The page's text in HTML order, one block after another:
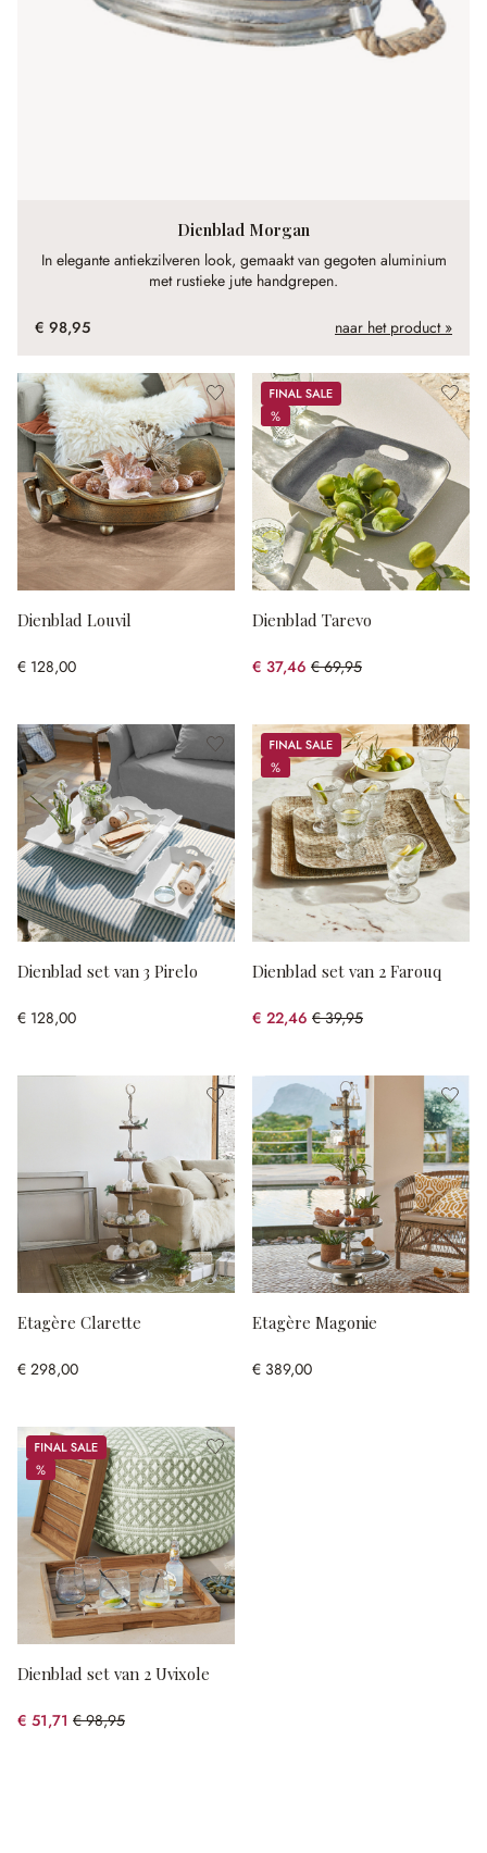
Dienblad Morgan
In elegante antiekzilveren look, gemaakt van gegoten aluminium
met rustieke jute handgrepen.
€ 98,95 naar het product »
Dienblad Louvil
€ 128,00
Sale
%
%
Dienblad Tarevo
€ 37,46 € 69,95
(46.45% gespart)
Dienblad set van 3 Pirelo
€ 128,00
Sale
%
%
Dienblad set van 2 Farouq
€ 22,46 € 39,95
(43.78% gespart)
Etagère Clarette
€ 298,00
Etagère Magonie
€ 389,00
Sale
%
%
Dienblad set van 2 Uvixole
€ 51,71 € 98,95
(47.74% gespart)